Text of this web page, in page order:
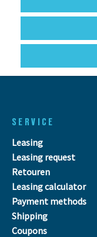
SERVICE
Leasing
Leasing request
Retouren
Leasing calculator
Payment methods
Shipping
Coupons